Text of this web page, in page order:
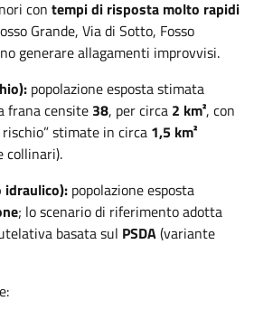
con tempi di risposta molto rapidi
Grande, Via di Sotto, Fosso
generare allagamenti improvvisi.
popolazione esposta stimata
frana censite 38, per circa 2 km², con
stimate in circa 1,5 km²
collinari).
idraulico): popolazione esposta
; lo scenario di riferimento adotta
basata sul PSDA(variante